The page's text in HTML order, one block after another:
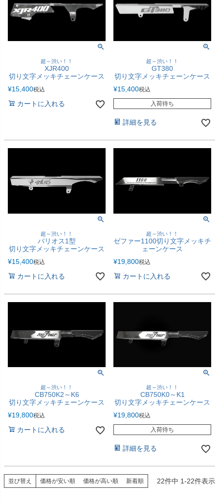
超～渋い！！
XJR400
切り文字メッキチェーンケース
¥15,400税込
カートに入れる
超～渋い！！
GT380
切り文字メッキチェーンケース
¥15,400税込
入荷待ち
詳細を見る
超～渋い！！
バリオス1型
切り文字メッキチェーンケース
¥15,400税込
カートに入れる
超～渋い！！
ゼファー1100切り文字メッキチ
ェーンケース
¥19,800税込
カートに入れる
超～渋い！！
CB750K2～K6
切り文字メッキチェーンケース
¥19,800税込
カートに入れる
超～渋い！！
CB750K0～K1
切り文字メッキチェーンケース
¥19,800税込
入荷待ち
詳細を見る
並び替え 価格が安い順 価格が高い順 新着順 22件中 1-22件表示